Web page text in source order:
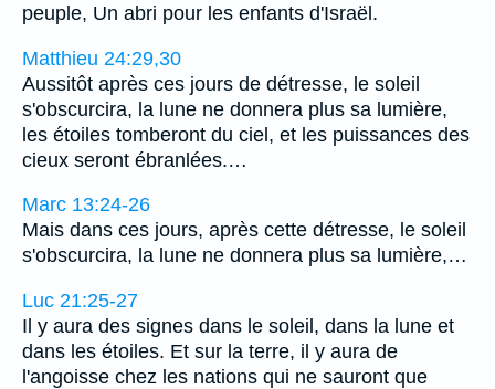
peuple, Un abri pour les enfants d'Israël.
Matthieu 24:29,30
Aussitôt après ces jours de détresse, le soleil
s'obscurcira, la lune ne donnera plus sa lumière,
les étoiles tomberont du ciel, et les puissances des
cieux seront ébranlées.…
Marc 13:24-26
Mais dans ces jours, après cette détresse, le soleil
s'obscurcira, la lune ne donnera plus sa lumière,…
Luc 21:25-27
Il y aura des signes dans le soleil, dans la lune et
dans les étoiles. Et sur la terre, il y aura de
l'angoisse chez les nations qui ne sauront que